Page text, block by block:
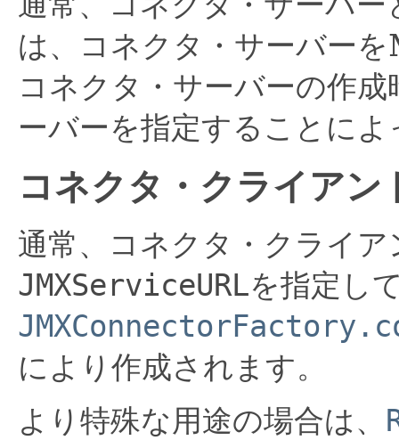
は、コネクタ・サーバー
コネクタ・サーバーの作
ーバーを指定することに
コネクタ・クライアン
通常、コネクタ・クライ
JMXServiceURLを指定し
により作成されます。
より特殊な用途の場合は、